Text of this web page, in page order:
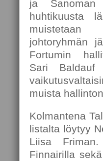
ja Sanoman
huhtikuusta
johtoryhmän
Fortumin
Sari Baldauf
muista
Kolmantena
listalta löytyy
Liisa
Finnairilla